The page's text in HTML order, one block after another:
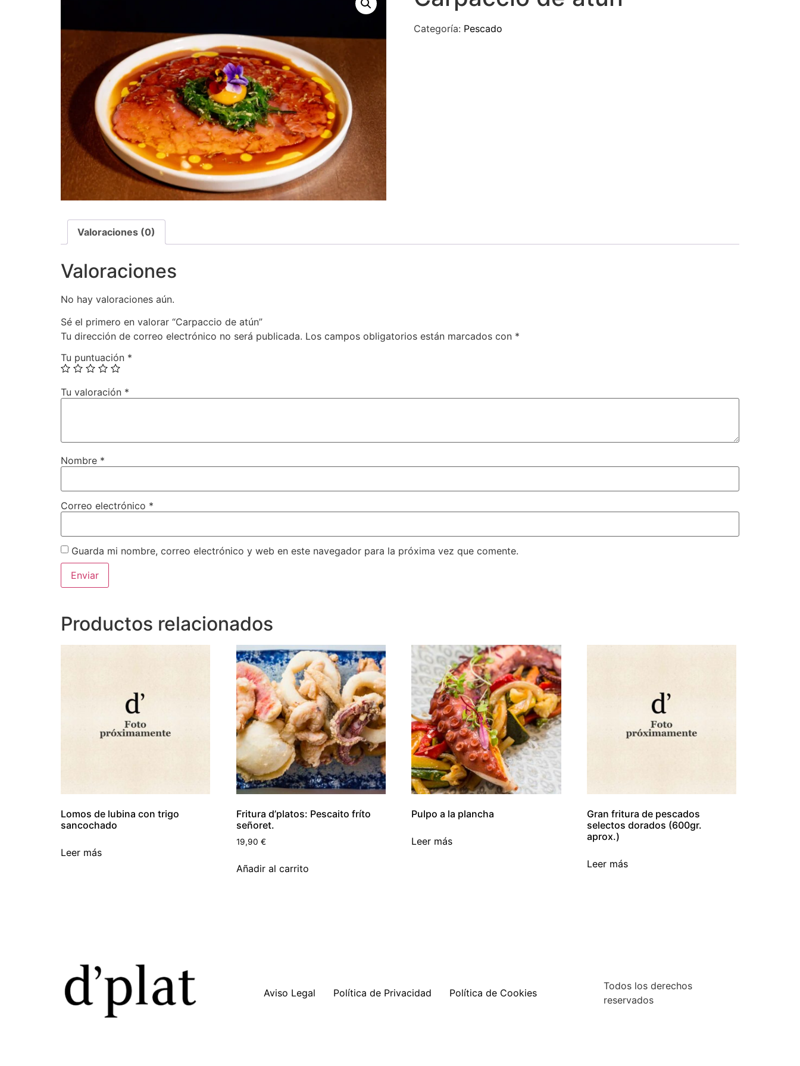
Categoría: Pescado
Valoraciones (0)
Valoraciones
No hay valoraciones aún.
Sé el primero en valorar “Carpaccio de atún”
Tu dirección de correo electrónico no será publicada. Los campos obligatorios están marcados con *
Tu puntuación *
Tu valoración *
Nombre *
Correo electrónico *
Guarda mi nombre, correo electrónico y web en este navegador para la próxima vez que comente.
Productos relacionados
Lomos de lubina con trigo
sancochado
Leer más
Fritura d’platos: Pescaito fríto
señoret.
19,90 €
Añadir al carrito
Pulpo a la plancha
Leer más
Gran fritura de pescados
selectos dorados (600gr.
aprox.)
Leer más
Aviso Legal Política de Privacidad Política de Cookies
Todos los derechos
reservados